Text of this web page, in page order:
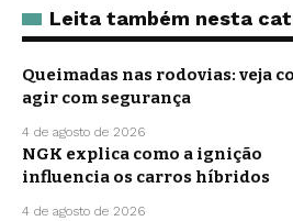
Leita também nesta
Queimadas nas rodovias: veja
agir com segurança
4 de agosto de 2026
NGK explica como a ignição
influencia os carros híbridos
4 de agosto de 2026